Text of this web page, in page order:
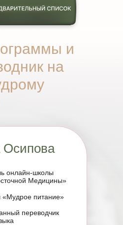
Осипова
переводчик
«Мудрое питание»
онлайн-школы
Медицины»
и
на